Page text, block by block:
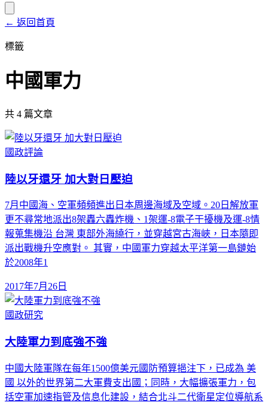
← 返回首頁
標籤
中國軍力
共 4 篇文章
國政評論
陸以牙還牙 加大對日壓迫
7月中國海、空軍頻頻進出日本周邊海域及空域。20日解放軍
更不尋常地派出8架轟六轟炸機、1架運-8電子干擾機及運-8情
報蒐集機沿 台灣 東部外海繞行，並穿越宮古海峽，日本隨即
派出戰機升空應對。 其實，中國軍力穿越太平洋第一島鏈始
於2008年1
2017年7月26日
國政研究
大陸軍力到底強不強
中國大陸軍隊在每年1500億美元國防預算挹注下，已成為 美
國 以外的世界第二大軍費支出國；同時，大幅擴張軍力，包
括空軍加速指管及信息化建設，結合北斗二代衛星定位導航系